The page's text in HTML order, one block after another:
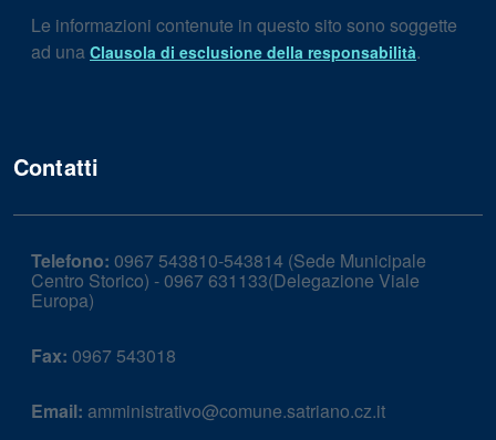
Le informazioni contenute in questo sito sono soggette
ad una Clausola di esclusione della responsabilità.
Contatti
Telefono: 0967 543810-543814 (Sede Municipale
Centro Storico) - 0967 631133(Delegazione Viale
Europa)
Fax: 0967 543018
Email: amministrativo@comune.satriano.cz.it